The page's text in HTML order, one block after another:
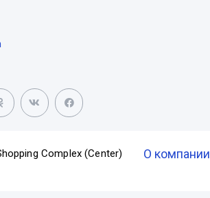
Complex (Center)
О компании